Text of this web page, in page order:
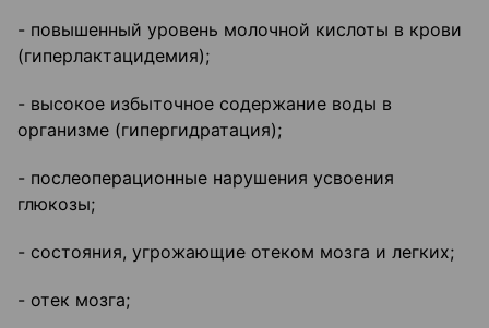
- повышенный уровень молочной кислоты в крови
(гиперлактацидемия);
- высокое избыточное содержание воды в
организме (гипергидратация);
- послеоперационные нарушения усвоения
глюкозы;
- состояния, угрожающие отеком мозга и легких;
- отек мозга;